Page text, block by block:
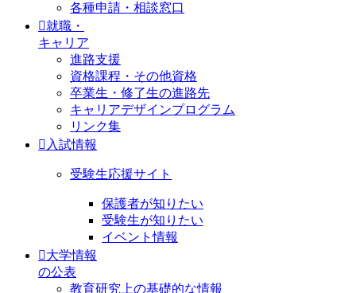
各種申請・相談窓口
就職・
キャリア
進路支援
資格課程・その他資格
卒業生・修了生の進路先
キャリアデザインプログラム
リンク集
入試情報
受験生応援サイト
保護者が知りたい
受験生が知りたい
イベント情報
大学情報
の公表
教育研究上の基礎的な情報